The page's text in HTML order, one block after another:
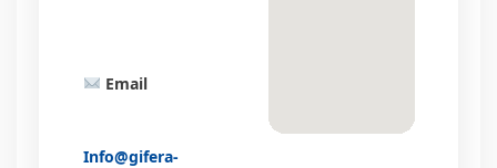
Email
Info@gifera-